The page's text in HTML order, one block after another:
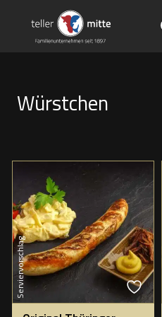
Würstchen
Serviervorschlag